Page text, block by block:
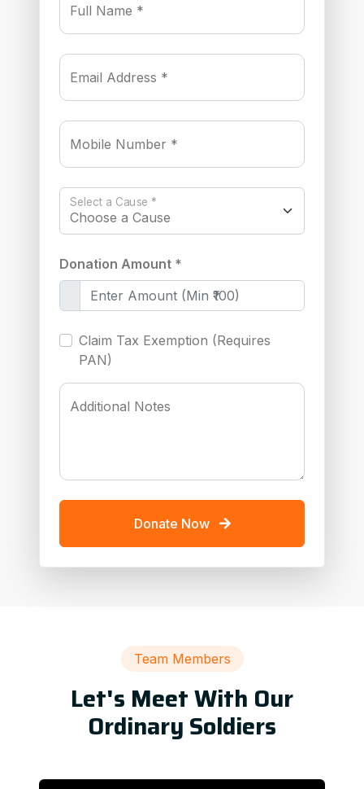
Full Name *
Email Address *
Mobile Number *
Select a Cause *
Donation Amount *
Claim Tax Exemption (Requires
PAN)
Additional Notes
Donate Now
Team Members
Let's Meet With Our
Ordinary Soldiers